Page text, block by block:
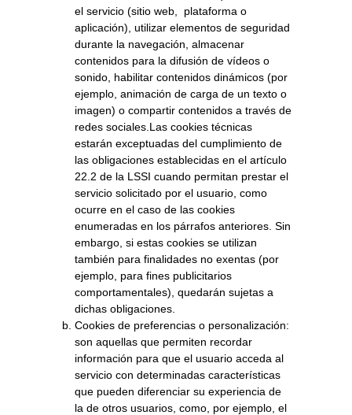
el servicio (sitio web, plataforma o
aplicación), utilizar elementos de seguridad
durante la navegación, almacenar
contenidos para la difusión de vídeos o
sonido, habilitar contenidos dinámicos (por
ejemplo, animación de carga de un texto o
imagen) o compartir contenidos a través de
redes sociales.Las cookies técnicas
estarán exceptuadas del cumplimiento de
las obligaciones establecidas en el artículo
22.2 de la LSSI cuando permitan prestar el
servicio solicitado por el usuario, como
ocurre en el caso de las cookies
enumeradas en los párrafos anteriores. Sin
embargo, si estas cookies se utilizan
también para finalidades no exentas (por
ejemplo, para fines publicitarios
comportamentales), quedarán sujetas a
dichas obligaciones.
Cookies de preferencias o personalización:
son aquellas que permiten recordar
información para que el usuario acceda al
servicio con determinadas características
que pueden diferenciar su experiencia de
la de otros usuarios, como, por ejemplo, el